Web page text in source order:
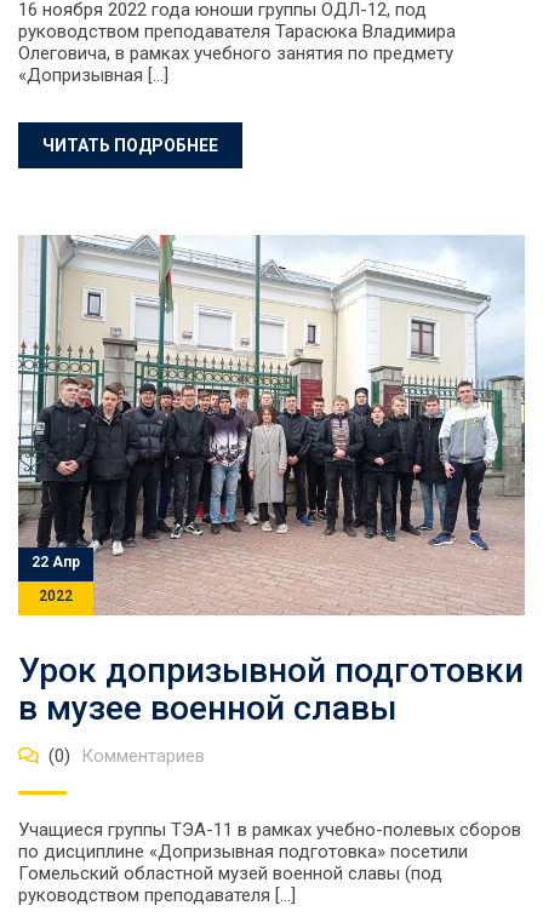
16 ноября 2022 года юноши группы ОДЛ-12, под
руководством преподавателя Тарасюка Владимира
Олеговича, в рамках учебного занятия по предмету
«Допризывная […]
ЧИТАТЬ ПОДРОБНЕЕ
22 Апр
2022
Урок допризывной подготовки
в музее военной славы
(0) Комментариев
Учащиеся группы ТЭА-11 в рамках учебно-полевых сборов
по дисциплине «Допризывная подготовка» посетили
Гомельский областной музей военной славы (под
руководством преподавателя […]